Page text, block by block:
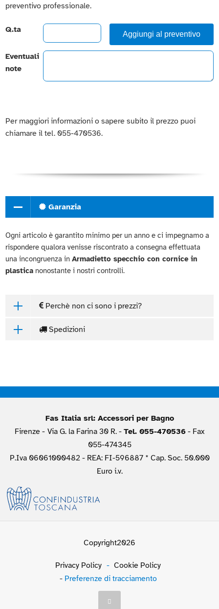
preventivo professionale.
Q.ta Aggiungi al preventivo
Eventuali
note
Per maggiori informazioni o sapere subito il prezzo puoi
chiamare il tel. 055-470536.
Garanzia
Ogni articolo è garantito minimo per un anno e ci impegnamo a
rispondere qualora venisse riscontrato a consegna effettuata
una incongruenza inArmadietto specchio con cornice in
plastica nonostante i nostri controlli.
Perchè non ci sono i prezzi?
Spedizioni
Fas Italia srl: Accessori per Bagno
Firenze - Via G. la Farina 30 R. - Tel. 055-470536 - Fax
055-474345
P.Iva 06061000482 - REA: FI-596887 * Cap. Soc. 50.000
Euro i.v.
Copyright2026
Privacy Policy - Cookie Policy
- Preferenze di tracciamento